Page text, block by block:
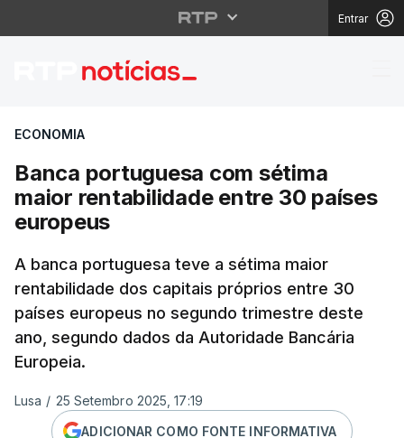
Entrar
Banca portuguesa
ECONOMIA
Banca portuguesa com sétima
maior rentabilidade entre 30 países
europeus
A banca portuguesa teve a sétima maior
rentabilidade dos capitais próprios entre 30
países europeus no segundo trimestre deste
ano, segundo dados da Autoridade Bancária
Europeia.
Lusa / 25 Setembro 2025, 17:19
ADICIONAR COMO FONTE INFORMATIVA